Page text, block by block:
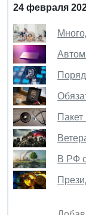
24 февраля
В РФ